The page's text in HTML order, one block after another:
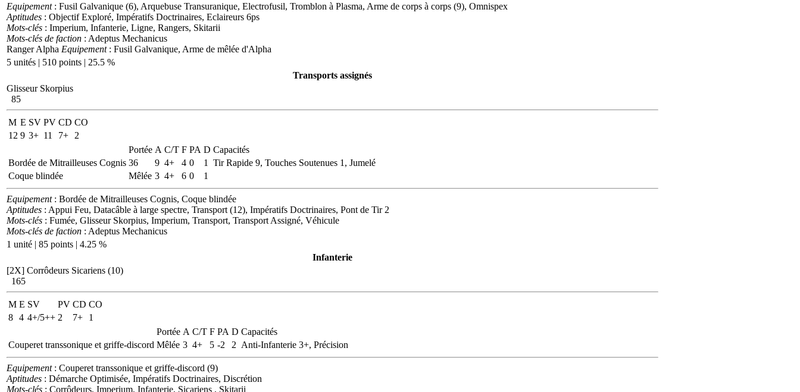
Equipement: Fusil Galvanique (6), Arquebuse Transuranique, Electrofusil, Tromblon à Plasma, Arme de corps à corps (9), Omnispex
Aptitudes : Objectif Exploré, Impératifs Doctrinaires, Eclaireurs 6ps
Mots-clés : Imperium, Infanterie, Ligne, Rangers, Skitarii
Mots-clés de faction : Adeptus Mechanicus
Ranger Alpha Equipement: Fusil Galvanique, Arme de mêlée d'Alpha
5 unités | 510 points | 25.5 %
Transports assignés
Glisseur Skorpius
85
M E SV PV CD CO
12 9 3+ 11 7+
2
Portée A C/T F PA D Capacités
Bordée de Mitrailleuses Cognis 36 9 4+ 4 0 1
Tir Rapide 9, Touches Soutenues 1, Jumelé
Coque blindée
Mêlée 3 4+ 6 0 1
Equipement: Bordée de Mitrailleuses Cognis, Coque blindée
Aptitudes : Appui Feu, Datacâble à large spectre, Transport (12), Impératifs Doctrinaires, Pont de Tir 2
Mots-clés : Fumée, Glisseur Skorpius, Imperium, Transport, Transport Assigné, Véhicule
Mots-clés de faction : Adeptus Mechanicus
1 unité | 85 points | 4.25 %
Infanterie
[2X] Corrôdeurs Sicariens (10)
165
M E SV PV CD CO
8 4 4+/5++ 2 7+
1
Portée A C/T F PA D Capacités
Couperet transsonique et griffe-discord Mêlée 3 4+ 5 -2 2 Anti-Infanterie 3+, Précision
Equipement: Couperet transsonique et griffe-discord (9)
Aptitudes : Démarche Optimisée, Impératifs Doctrinaires, Discrétion
Mots-clés : Corrôdeurs, Imperium, Infanterie, Sicariens , Skitarii